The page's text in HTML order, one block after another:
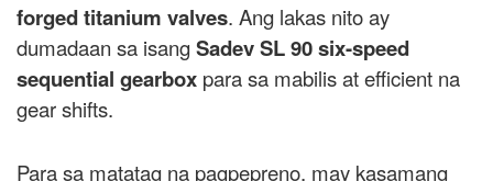
forged titanium valves. Ang lakas nito ay
dumadaan sa isangSadev SL 90 six-speed
sequential gearbox para sa mabilis at efficient na
gear shifts.
Para sa matatag na pagpepreno, may kasamang